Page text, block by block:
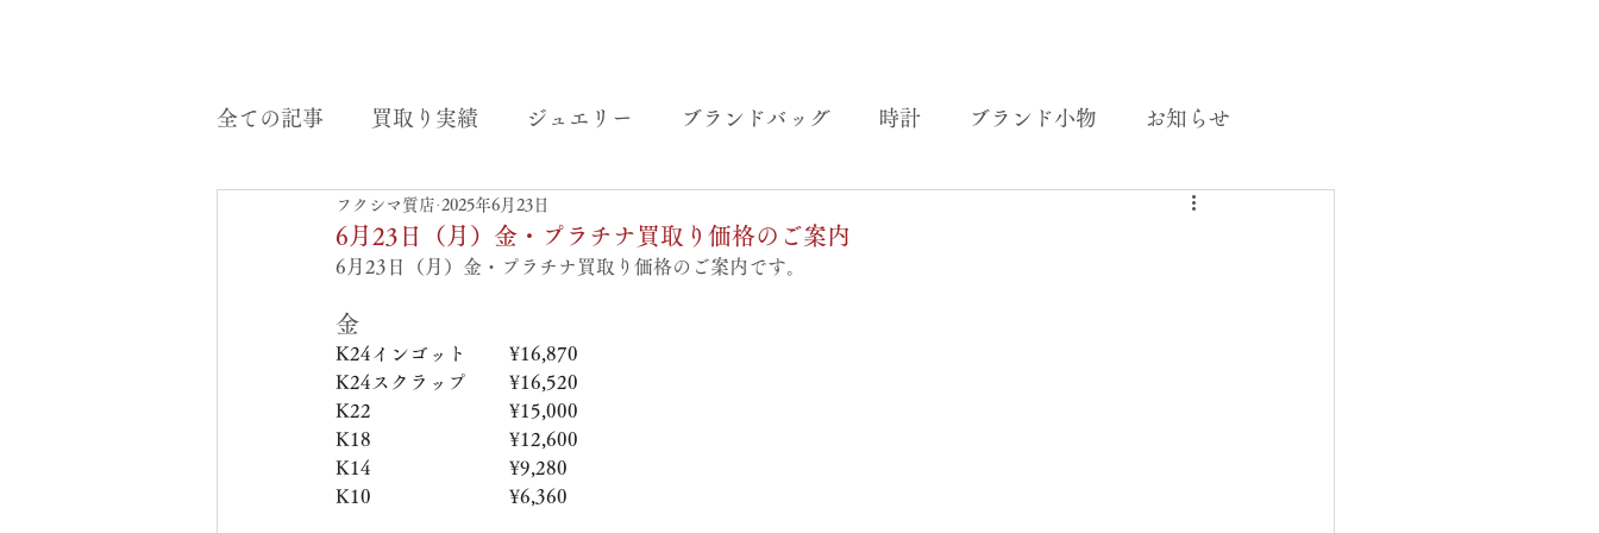
全ての記事 買取り実績 ジュエリー ブランドバッグ 時計 ブランド小物 お知らせ
6月23日（月）金・プラチナ買取り価格のご案内
フクシマ質店 2025年6月23日
6月23日（月）金・プラチナ買取り価格のご案内です。
金
K24インゴット　　 ¥16,870
K24スクラップ　     ¥16,520
K22　　　　　   　  ¥15,000
K18　　　　　    　 ¥12,600
K14　　　　　　     ¥9,280
K10　　　　　　     ¥6,360